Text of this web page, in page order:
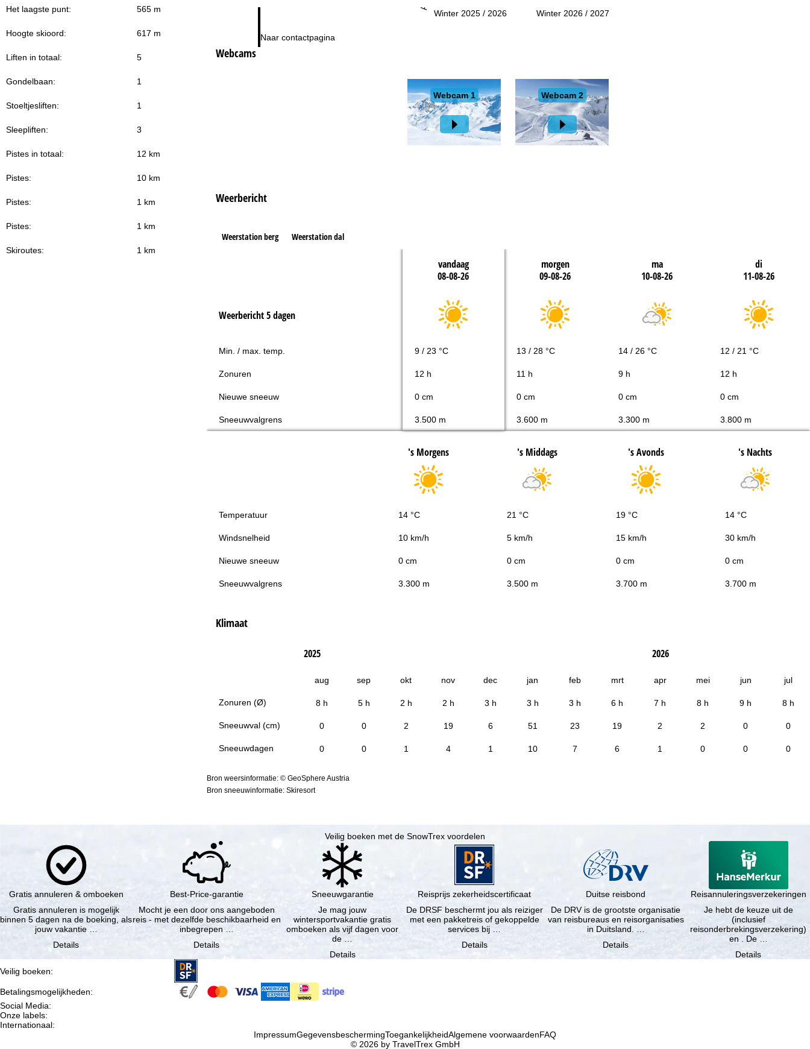
Naar contactpagina
Het laagste punt: 565 m
Hoogte skioord: 617 m
Liften in totaal: 5
Gondelbaan: 1
Stoeltjesliften: 1
Sleepliften: 3
Pistes in totaal: 12 km
Pistes: 10 km
Pistes: 1 km
Pistes: 1 km
Skiroutes: 1 km
Winter 2025 / 2026 Winter 2026 / 2027
Webcams
Weerbericht
Weerstation berg Weerstation dal
vandaag
08-08-26
morgen
09-08-26
ma
10-08-26
di
11-08-26
Weerbericht 5 dagen
Min. / max. temp. 9 / 23 °C 13 / 28 °C 14 / 26 °C 12 / 21 °C
Zonuren 12 h 11 h 9 h 12 h
Nieuwe sneeuw 0 cm 0 cm 0 cm 0 cm
Sneeuwvalgrens 3.500 m 3.600 m 3.300 m 3.800 m
's Morgens 's Middags 's Avonds 's Nachts
Temperatuur 14 °C 21 °C 19 °C 14 °C
Windsnelheid 10 km/h 5 km/h 15 km/h 30 km/h
Nieuwe sneeuw 0 cm 0 cm 0 cm 0 cm
Sneeuwvalgrens 3.300 m 3.500 m 3.700 m 3.700 m
Klimaat
Zonuren (Ø)
Sneeuwval (cm)
Sneeuwdagen
2025 2026
aug sep okt nov dec jan feb mrt apr mei jun jul
8 h 5 h 2 h 2 h 3 h 3 h 3 h 6 h 7 h 8 h 9 h 8 h
0 0 2 19 6 51 23 19 2 2 0 0
0 0 1 4 1 10 7 6 1 0 0 0
Bron weersinformatie: © GeoSphere Austria
Bron sneeuwinformatie: Skiresort
Veilig boeken met de SnowTrex voordelen
Gratis annuleren & omboeken
Gratis annuleren is mogelijk
binnen 5 dagen na de boeking, als
jouw vakantie …
Details
Best-Price-garantie
Mocht je een door ons aangeboden
reis - met dezelfde beschikbaarheid en
inbegrepen …
Details
Sneeuwgarantie
Je mag jouw
wintersportvakantie gratis
omboeken als vijf dagen voor
de …
Details
Reisprijs zekerheidscertificaat
De DRSF beschermt jou als reiziger
met een pakketreis of gekoppelde
services bij …
Details
Duitse reisbond
De DRV is de grootste organisatie
van reisbureaus en reisorganisaties
in Duitsland. …
Details
Reisannuleringsverzekeringen
Je hebt de keuze uit de
(inclusief
reisonderbrekingsverzekering)
en . De …
Details
Veilig boeken:
Betalingsmogelijkheden:
Social Media:
Onze labels:
Internationaal:
ImpressumGegevensbeschermingToegankelijkheidAlgemene voorwaardenFAQ
© 2026 by TravelTrex GmbH